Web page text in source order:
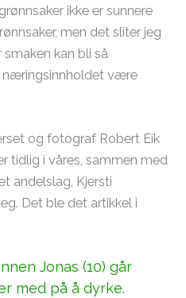
ikke er sunnere
men det sliter jeg
kan bli så
næringsinnholdet være
og fotograf Robert Eik
tidlig i våres, sammen med
andelslag, Kjersti​
Det ble det artikkel i
Jonas (10) går
med på å dyrke.